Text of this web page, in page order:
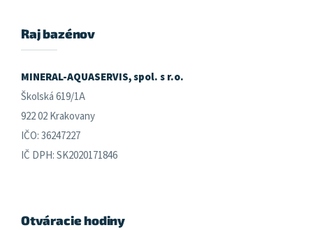
Raj bazénov
MINERAL-AQUASERVIS, spol. s r.o.
Školská 619/1A
922 02 Krakovany
IČO: 36247227
IČ DPH: SK2020171846
Otváracie hodiny